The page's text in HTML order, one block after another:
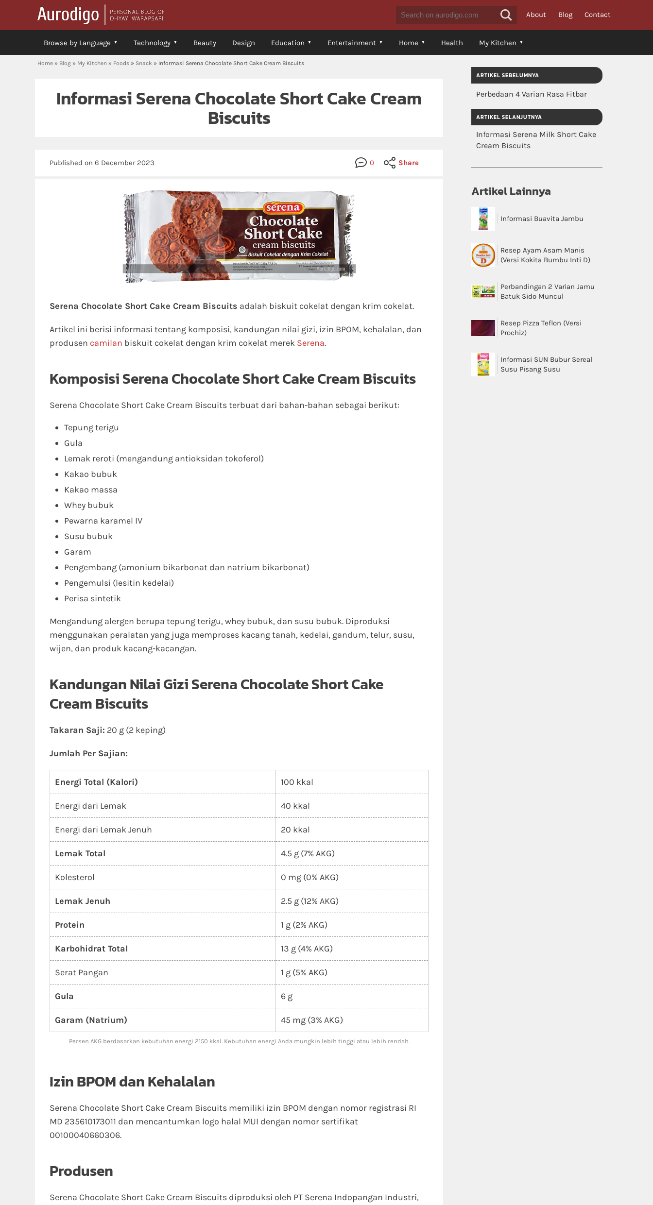
About Blog Contact
Browse by Language Technology Beauty Design Education Entertainment Home Health My Kitchen
Home » Blog » My Kitchen » Foods » Snack » Informasi Serena Chocolate Short Cake Cream Biscuits
Informasi Serena Chocolate Short Cake Cream
Biscuits
0 Share
Published on 6 December 2023
Serena Chocolate Short Cake Cream Biscuits adalah biskuit cokelat dengan krim cokelat.
Artikel ini berisi informasi tentang komposisi, kandungan nilai gizi, izin BPOM, kehalalan, dan
produsen camilan biskuit cokelat dengan krim cokelat merek Serena.
Komposisi Serena Chocolate Short Cake Cream Biscuits
Serena Chocolate Short Cake Cream Biscuits terbuat dari bahan-bahan sebagai berikut:
Tepung terigu
Gula
Lemak reroti (mengandung antioksidan tokoferol)
Kakao bubuk
Kakao massa
Whey bubuk
Pewarna karamel IV
Susu bubuk
Garam
Pengembang (amonium bikarbonat dan natrium bikarbonat)
Pengemulsi (lesitin kedelai)
Perisa sintetik
Mengandung alergen berupa tepung terigu, whey bubuk, dan susu bubuk. Diproduksi
menggunakan peralatan yang juga memproses kacang tanah, kedelai, gandum, telur, susu,
wijen, dan produk kacang-kacangan.
Kandungan Nilai Gizi Serena Chocolate Short Cake
Cream Biscuits
Takaran Saji: 20 g (2 keping)
Jumlah Per Sajian:
Energi Total (Kalori) 100 kkal
Energi dari Lemak 40 kkal
Energi dari Lemak Jenuh 20 kkal
Lemak Total 4.5 g (7% AKG)
Kolesterol 0 mg (0% AKG)
Lemak Jenuh 2.5 g (12% AKG)
Protein 1 g (2% AKG)
Karbohidrat Total 13 g (4% AKG)
Serat Pangan 1 g (5% AKG)
Gula 6 g
Garam (Natrium) 45 mg (3% AKG)
Persen AKG berdasarkan kebutuhan energi 2150 kkal. Kebutuhan energi Anda mungkin lebih tinggi atau lebih rendah.
Izin BPOM dan Kehalalan
Serena Chocolate Short Cake Cream Biscuits memiliki izin BPOM dengan nomor registrasi RI
MD 235610173011 dan mencantumkan logo halal MUI dengan nomor sertifikat
00100040660306.
Produsen
Serena Chocolate Short Cake Cream Biscuits diproduksi oleh PT Serena Indopangan Industri,
ARTIKEL SEBELUMNYA
Perbedaan 4 Varian Rasa Fitbar
ARTIKEL SELANJUTNYA
Informasi Serena Milk Short Cake
Cream Biscuits
Artikel Lainnya
Informasi Buavita Jambu
Resep Ayam Asam Manis
(Versi Kokita Bumbu Inti D)
Perbandingan 2 Varian Jamu
Batuk Sido Muncul
Resep Pizza Teflon (Versi
Prochiz)
Informasi SUN Bubur Sereal
Susu Pisang Susu